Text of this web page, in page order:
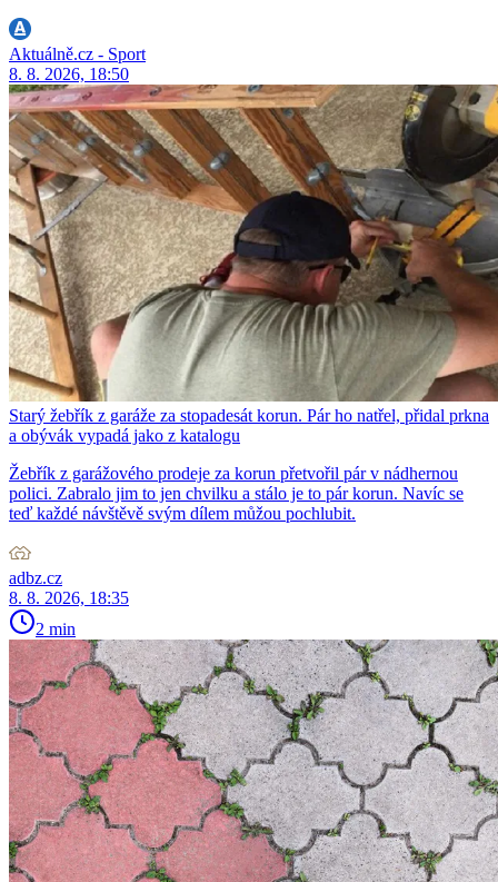
Aktuálně.cz - Sport
8. 8. 2026, 18:50
Starý žebřík z garáže za stopadesát korun. Pár ho natřel, přidal prkna
a obývák vypadá jako z katalogu
Žebřík z garážového prodeje za korun přetvořil pár v nádhernou
polici. Zabralo jim to jen chvilku a stálo je to pár korun. Navíc se
teď každé návštěvě svým dílem můžou pochlubit.
adbz.cz
8. 8. 2026, 18:35
2 min